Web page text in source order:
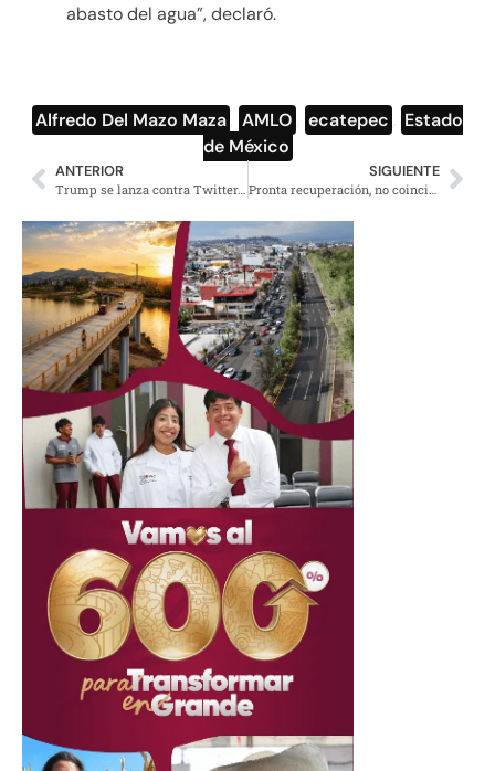
abasto del agua”, declaró.
Alfredo Del Mazo Maza AMLO ecatepec
Estado
de México
ANTERIOR
Trump se lanza contra Twitter, amenaza con cerrar redes sociales
SIGUIENTE